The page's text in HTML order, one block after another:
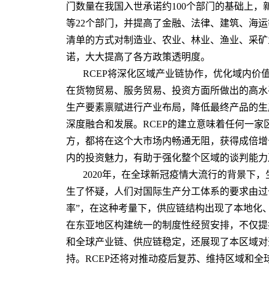
门数量在我国入世承诺约100个部门的基础上
等22个部门，并提高了金融、法律、建筑、海
清单的方式对制造业、农业、林业、渔业、采
诺，大大提高了各方政策透明度。
RCEP将深化区域产业链协作，优化域内价
在货物贸易、服务贸易、投资方面所做出的高
生产要素禀赋进行产业布局，降低最终产品的
深度融合和发展。RCEP的建立意味着任何一
方，都将在这个大市场内畅通无阻，获得成倍
内的投资魅力，有助于强化整个区域的谈判能
2020年，在全球新冠疫情大流行的背景下
生了怀疑，人们对国际生产分工体系的要求由
率”，在这种考量下，供应链结构出现了本地化
在东亚地区构建统一的制度性经贸安排，不仅
和全球产业链、供应链稳定，还展现了本区域
持。RCEP还将对推动疫后复苏、维持区域和